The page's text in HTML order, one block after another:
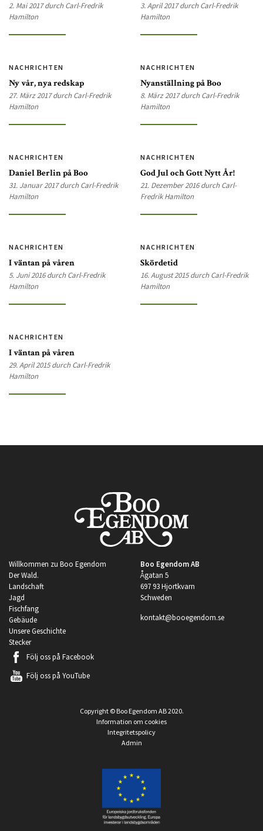
2. Mai 2017 durch Carl-Fredrik
Hamilton
3. April 2017 durch Carl-Fredrik
Hamilton
NACHRICHTEN
Ny vår, nya redskap
27. März 2017 durch Carl-Fredrik
Hamilton
NACHRICHTEN
Nyanställning på Boo
8. März 2017 durch Carl-Fredrik
Hamilton
NACHRICHTEN
Daniel Berlin på Boo
31. Januar 2017 durch Carl-Fredrik
Hamilton
NACHRICHTEN
God Jul och Gott Nytt År!
21. Dezember 2016 durch Carl-
Fredrik Hamilton
NACHRICHTEN
I väntan på våren
5. Juni 2016 durch Carl-Fredrik
Hamilton
NACHRICHTEN
Skördetid
16. August 2015 durch Carl-Fredrik
Hamilton
NACHRICHTEN
I väntan på våren
29. April 2015 durch Carl-Fredrik
Hamilton
Willkommen zu Boo Egendom
Der Wald.
Landschaft
Jagd
Fischfang
Gebäude
Unsere Geschichte
Stecker
Boo Egendom AB
Ågatan 5
697 93 Hjortkvarn
Schweden
kontakt@booegendom.se
Följ oss på Facebook
Följ oss på YouTube
Copyright © Boo Egendom AB 2020.
Information om cookies
Integritetspolicy
Admin